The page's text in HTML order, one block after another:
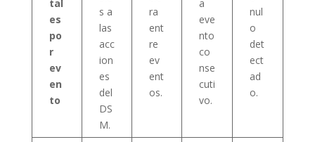
tal
es
po
r
ev
en
to
s a
las
acc
ion
es
del
DS
M.
ra
ent
re
ev
ent
os.
a
eve
nto
co
nse
cuti
vo.
nul
o
det
ect
ad
o.